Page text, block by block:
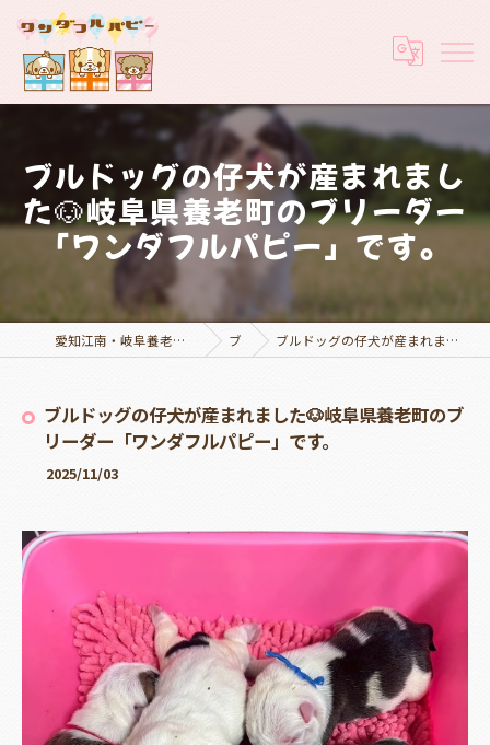
ブルドッグの仔犬が産まれまし
た🐶岐阜県養老町のブリーダー
「ワンダフルパピー」です。
愛知江南・岐阜養老でブリーダーなら実績豊富なワンダフルパピー ブログ ブルドッグの仔犬が産まれました🐶岐阜県養老町のブリーダー「ワンダフルパピー」です。
ブルドッグの仔犬が産まれました🐶岐阜県養老町のブ
リーダー「ワンダフルパピー」です。
2025/11/03